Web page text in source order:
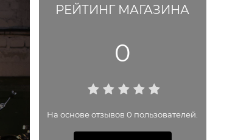
РЕЙТИНГ МАГАЗИНА
0
На основе отзывов 0 пользователей.